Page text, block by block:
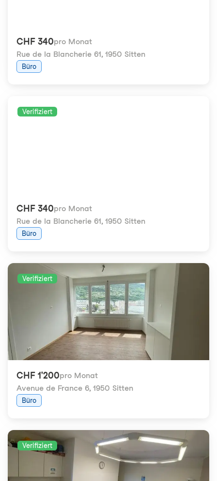
CHF 340pro Monat
Rue de la Blancherie 61, 1950 Sitten
Büro
Verifiziert
CHF 340pro Monat
Rue de la Blancherie 61, 1950 Sitten
Büro
Verifiziert
CHF 1'200pro Monat
Avenue de France 6, 1950 Sitten
Büro
Verifiziert